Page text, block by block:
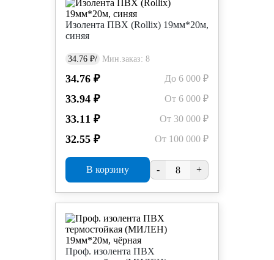
Изолента ПВХ (Rollix) 19мм*20м,
синяя
34.76 ₽/ Мин.заказ: 8
34.76 ₽ До 6 000 ₽
33.94 ₽ От 6 000 ₽
33.11 ₽ От 30 000 ₽
32.55 ₽ От 100 000 ₽
В корзину - +
Проф. изолента ПВХ